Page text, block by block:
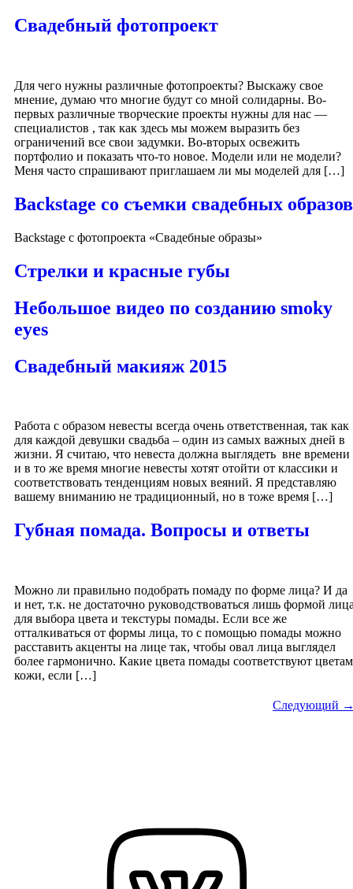
Свадебный фотопроект
Для чего нужны различные фотопроекты? Выскажу свое
мнение, думаю что многие будут со мной солидарны. Во-
первых различные творческие проекты нужны для нас —
специалистов , так как здесь мы можем выразить без
ограничений все свои задумки. Во-вторых освежить
портфолио и показать что-то новое. Модели или не модели?
Меня часто спрашивают приглашаем ли мы моделей для […]
Backstage со съемки свадебных образов
Backstage с фотопроекта «Свадебные образы»
Стрелки и красные губы
Небольшое видео по созданию smoky
eyes
Свадебный макияж 2015
Работа с образом невесты всегда очень ответственная, так как
для каждой девушки свадьба – один из самых важных дней в
жизни. Я считаю, что невеста должна выглядеть вне времени
и в то же время многие невесты хотят отойти от классики и
соответствовать тенденциям новых веяний. Я представляю
вашему вниманию не традиционный, но в тоже время […]
Губная помада. Вопросы и ответы
Можно ли правильно подобрать помаду по форме лица? И да
и нет, т.к. не достаточно руководствоваться лишь формой
для выбора цвета и текстуры помады. Если все же
отталкиваться от формы лица, то с помощью помады можно
расставить акценты на лице так, чтобы овал лица выглядел
более гармонично. Какие цвета помады соответствуют цветам
кожи, если […]
Следующий